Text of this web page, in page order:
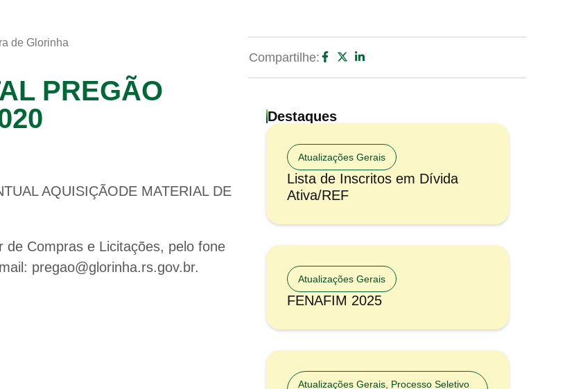
de Glorinha
PREGÃO
AQUISIÇÃODE MATERIAL DE
de Compras e Licitações, pelo fone
pregao@glorinha.rs.gov.br.
Compartilhe:
Destaques
Atualizações Gerais
Lista de Inscritos em Dívida
Ativa/REF
Atualizações Gerais
FENAFIM 2025
Atualizações Gerais Processo Seletivo